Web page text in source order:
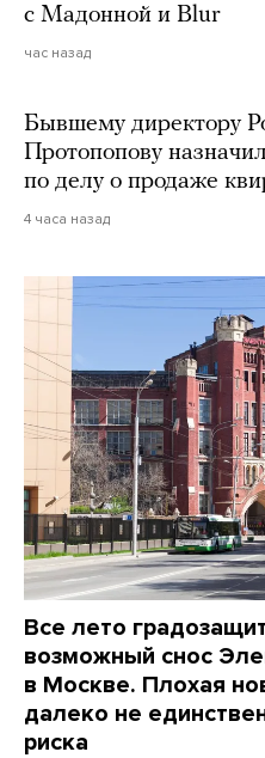
с Мадонной и Blur
час назад
Бывшему директору
Протопопову
по делу о продаже
4 часа назад
Все лето
возможный снос
в Москве. Плохая
далеко не
риска